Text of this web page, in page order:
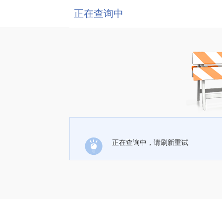
正在查询中
正在查询中，请刷新重试